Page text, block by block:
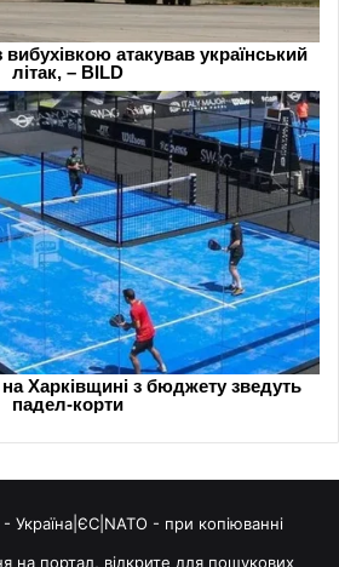
Україна|ЄС|NATO - при копіюванні
на портал, відкрите для пошукових